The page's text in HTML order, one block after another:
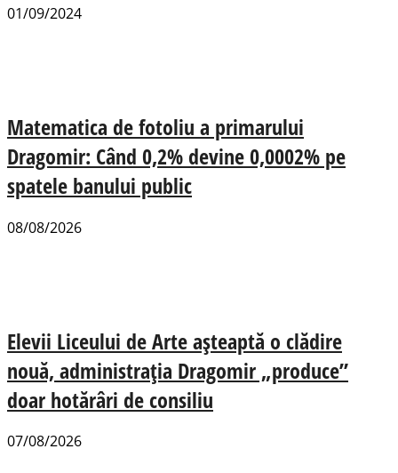
01/09/2024
Matematica de fotoliu a primarului
Dragomir: Când 0,2% devine 0,0002% pe
spatele banului public
08/08/2026
Elevii Liceului de Arte așteaptă o clădire
nouă, administrația Dragomir „produce”
doar hotărâri de consiliu
07/08/2026